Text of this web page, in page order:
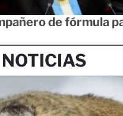
de fórmula